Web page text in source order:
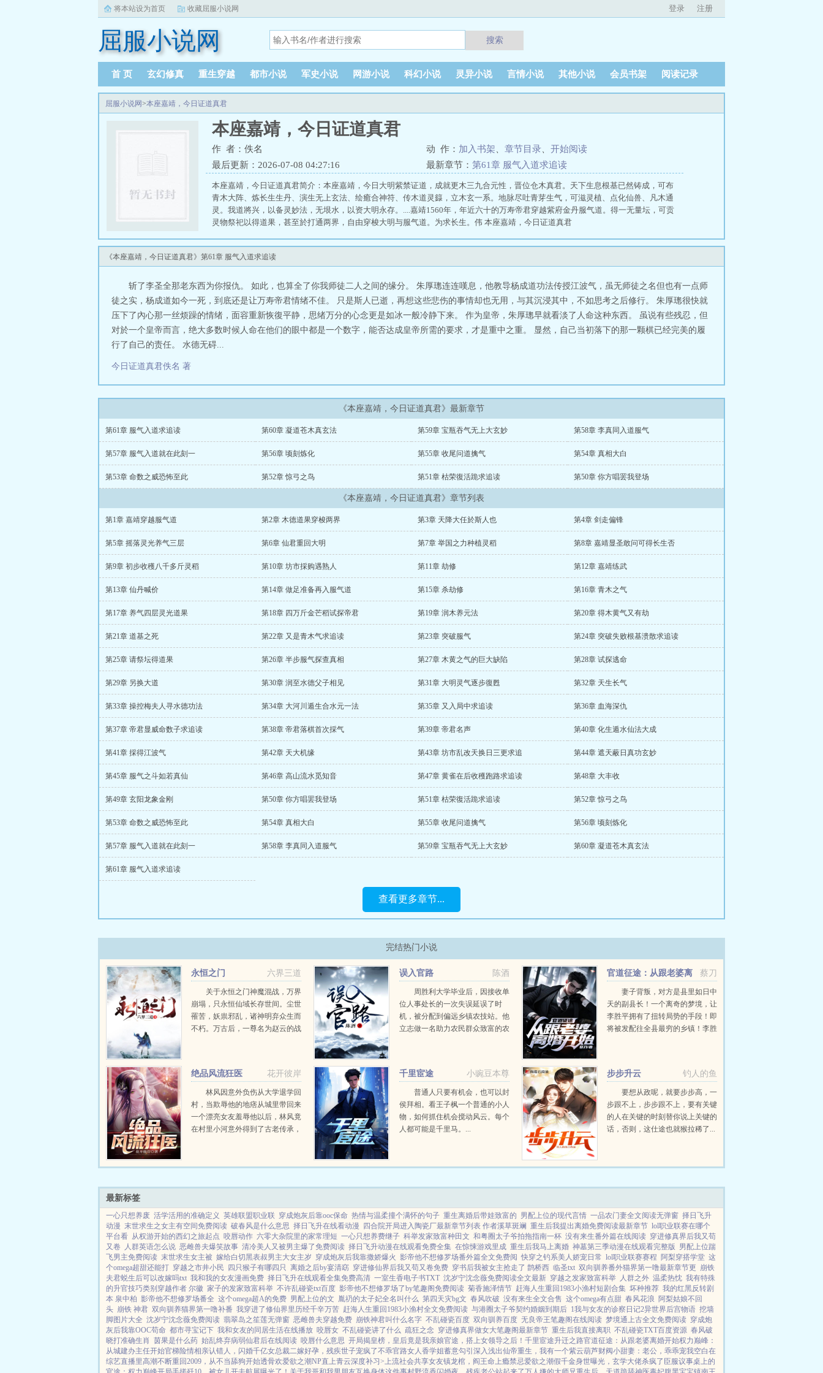
将本站设为首页 收藏屈服小说网 登录 注册
屈服小说网 搜索
首 页 玄幻修真 重生穿越 都市小说 军史小说 网游小说 科幻小说 灵异小说 言情小说 其他小说 会员书架 阅读记录
屈服小说网>本座嘉靖，今日证道真君
本座嘉靖，今日证道真君
作 者：佚名 动 作： 加入书架 章节目录
开始阅读
最后更新：2026-07-08 04:27:16
最新章节： 第61章 服气入道求追读
本座嘉靖，今日证道真君简介：本座嘉靖，今日大明紫禁证道，成就更木三九合元性，晋位仓木真君。天下生息根基已然铸成，可布
青木大阵、炼长生生丹、演生无上玄法、绘癒合神符、传木道灵籙，立木玄一系。地脉尽吐青芽生气，可滋灵植、点化仙兽、凡木通
灵。我道將兴，以备灵妙法，无垠水，以资大明永存。....嘉靖1560年，年近六十的万寿帝君穿越紫府金丹服气道。得一无量坛，可贡
灵物祭祀以得道果，甚至於打通两界，自由穿梭大明与服气道。为求长生。伟 本座嘉靖，今日证道真君
《本座嘉靖，今日证道真君》第61章 服气入道求追读
斩了李圣全那老东西为你报仇。 如此，也算全了你我师徒二人之间的缘分。 朱厚璁连连嘆息，他教导杨成道功法传授江波气，虽无师徒之名但也有一点师
徒之实，杨成道如今一死，到底还是让万寿帝君情绪不佳。 只是斯人已逝，再想这些悲伤的事情却也无用，与其沉浸其中，不如思考之后修行。 朱厚璁很快就
压下了內心那一丝烦躁的情绪，面容重新恢復平静，思绪万分的心念更是如冰一般冷静下来。 作为皇帝，朱厚璁早就看淡了人命这种东西。 虽说有些残忍，但
对於一个皇帝而言，绝大多数时候人命在他们的眼中都是一个数字，能否达成皇帝所需的要求，才是重中之重。 显然，自己当初落下的那一颗棋已经完美的履
行了自己的责任。 水德无碍...
今日证道真君佚名 著
《本座嘉靖，今日证道真君》最新章节
第61章 服气入道求追读 第60章 凝道苍木真玄法 第59章 宝瓶吞气无上大玄妙 第58章 李真同入道服气
第57章 服气入道就在此刻一 第56章 顷刻炼化 第55章 收尾问道擒气 第54章 真相大白
第53章 命数之威恐怖至此 第52章 惊弓之鸟 第51章 枯荣復活跪求追读 第50章 你方唱罢我登场
《本座嘉靖，今日证道真君》章节列表
第1章 嘉靖穿越服气道 第2章 木德道果穿梭两界 第3章 天降大任於斯人也 第4章 剑走偏锋
第5章 摇落灵光养气三层 第6章 仙君重回大明 第7章 举国之力种植灵稻 第8章 嘉靖显圣敢问可得长生否
第9章 初步收穫八千多斤灵稻 第10章 坊市採购遇熟人 第11章 劫修 第12章 嘉靖练武
第13章 仙丹喊价 第14章 做足准备再入服气道 第15章 杀劫修 第16章 青木之气
第17章 养气四层灵光道果 第18章 四万斤金芒稻试探帝君 第19章 润木养元法 第20章 得木黄气又有劫
第21章 道基之死 第22章 又是青木气求追读 第23章 突破服气 第24章 突破失败根基溃散求追读
第25章 请祭坛得道果 第26章 半步服气探查真相 第27章 木黄之气的巨大缺陷 第28章 试探逃命
第29章 另换大道 第30章 润至水德父子相见 第31章 大明灵气逐步復甦 第32章 天生长气
第33章 操控梅夫人寻水德功法 第34章 大河川遁生合水元一法 第35章 又入局中求追读 第36章 血海深仇
第37章 帝君显威命数子求追读 第38章 帝君落棋首次採气 第39章 帝君名声 第40章 化生遁水仙法大成
第41章 採得江波气 第42章 天大机缘 第43章 坊市乱改天换日三更求追 第44章 遮天蔽日真功玄妙
第45章 服气之斗如若真仙 第46章 高山流水觅知音 第47章 黄雀在后收穫跑路求追读 第48章 大丰收
第49章 玄阳龙象金刚 第50章 你方唱罢我登场 第51章 枯荣復活跪求追读 第52章 惊弓之鸟
第53章 命数之威恐怖至此 第54章 真相大白 第55章 收尾问道擒气 第56章 顷刻炼化
第57章 服气入道就在此刻一 第58章 李真同入道服气 第59章 宝瓶吞气无上大玄妙 第60章 凝道苍木真玄法
第61章 服气入道求追读
查看更多章节...
完结热门小说
六界三道
永恒之门
关于永恒之门神魔混战，万界
崩塌，只永恒仙域长存世间。尘世
罹苦，妖祟邪乱，诸神明弃众生而
不朽。万古后，一尊名为赵云的战
此，他说的话，便是神话。...
陈酒
误入官路
周胜利大学毕业后，因接收单
位人事处长的一次失误延误了时
机，被分配到偏远乡镇农技站。他
立志做一名助力农民群众致富的农
峰...
蔡刀
官道征途：从跟老婆离
婚开始妻子背叛，对方是县里如日中
天的副县长！一个离奇的梦境，让
李胜平拥有了扭转局势的手段！即
将被发配往全县最穷的乡镇！李胜
花开彼岸
绝品风流狂医
林风因意外负伤从大学退学回
村，当欺辱他的地痞从城里带回来
一个漂亮女友羞辱他以后，林风竟
在村里小河意外得到了古老传承，
小豌豆本尊
千里宦途
普通人只要有机会，也可以封
侯拜相。看王子枫一个普通的小人
物，如何抓住机会搅动风云。每个
人都可能是千里马。...
钓人的鱼
步步升云
要想从政呢，就要步步高，一
步跟不上，步步跟不上，要有关键
的人在关键的时刻替你说上关键的
话，否则，这仕途也就猴拉稀了...
最新标签
一心只想养废 活学活用的准确定义 英雄联盟职业联 穿成炮灰后靠ooc保命 热情与温柔撞个满怀的句子 重生离婚后带娃致富的 男配上位的现代言情 一品农门妻全文阅读无弹窗 择日飞升
动漫 末世求生之女主有空间免费阅读 破春风是什么意思 择日飞升在线看动漫 四合院开局进入陶瓷厂最新章节列表 作者溪草斑斓 重生后我提出离婚免费阅读最新章节 lol职业联赛在哪个
平台看 从权游开始的西幻之旅起点 咬唇动作 六零大杂院里的家常理短 一心只想养费继子 科举发家致富种田文 和粤圈太子爷拍拖指南一杯 没有来生番外篇在线阅读 穿进修真界后我又苟
又卷
人群英语怎么说 恶雌兽夫爆笑故事 清冷美人又被男主爆了免费阅读 择日飞升动漫在线观看免费全集 在惊悚游戏里成 重生后我马上离婚 神墓第三季动漫在线观看完整版 男配上位踹
飞男主免费阅读 末世求生女主被 嫁给白切黑表叔男主大女主岁 穿成炮灰后我靠撒娇爆火 影帝他不想修罗场番外篇全文免费阅 快穿之钓系美人娇宠日常 lol职业联赛赛程 阿梨穿搭学堂 这
个omega超甜还能打 穿越之市井小民 四只猴子有哪四只 离婚之后by宴清窈 穿进修仙界后我又苟又卷免费 穿书后我被女主抢走了 鹊桥西 临圣txt 双向驯养番外猫界第一噜最新章节更 崩铁
夫君蜕生后可以改嫁吗txt 我和我的女友漫画免费 择日飞升在线观看全集免费高清 一室生香电子书TXT 沈岁宁沈念薇免费阅读全文最新 穿越之发家致富科举 人群之外 温柔热忱 我有特殊
的升官技巧类别穿越作者 尔徽 家子的发家致富科举 不许乱碰瓷txt百度 影帝他不想修罗场了by笔趣阁免费阅读 菊香施泽情节 赶海人生重回1983小渔村短剧合集 坏种推荐 我的红黑反转剧
本 泉中柏 影帝他不想修罗场番全 这个omega超A的免费 男配上位的文 胤礽的太子妃全名叫什么 第四天灾bg文 春风吹破 没有来生全文合售 这个omega有点甜 春风花浪
阿梨姑娘不回
头 崩铁 神君 双向驯养猫界第一噜补番 我穿进了修仙界里历经千辛万苦 赶海人生重回1983小渔村全文免费阅读 与港圈太子爷契约婚姻到期后 1我与女友的诊察日记2异世界后宫物语 挖墙
脚图片大全 沈岁宁沈念薇免费阅读 翡翠岛之笙莲无弹窗 恶雌兽夫穿越免费 崩铁神君叫什么名字 不乱碰瓷百度 双向驯养百度 无良帝王笔趣阁在线阅读 梦境通上古全文免费阅读 穿成炮
灰后我靠OOC苟命 都市寻宝记下 我和女友的同居生活在线播放 咬唇女 不乱碰瓷讲了什么 疏狂之念 穿进修真界做女大笔趣阁最新章节 重生后我直接离职 不乱碰瓷TXT百度资源 春风破
晓打准确生肖 茵果是什么药 始乱终弃病弱仙君后在线阅读 咬唇什么意思 开局揭皇榜，皇后竟是我亲娘官途，搭上女领导之后！ 千里宦途升迁之路官道征途：从跟老婆离婚开始权力巅峰：
从城建办主任开始官梯险情相亲认错人，闪婚千亿女总裁二嫁好孕，残疾世子宠疯了不乖官路女人香学姐蓄意勾引 深入浅出仙帝重生，我有一个紫云葫芦财阀小甜妻：老公，乖乖宠我空白在
综艺直播里高潮不断重回2009，从不当舔狗开始透骨欢爱欲之潮NP直上青云深度补习>上流社会共享女友镇龙棺，阎王命上瘾禁忌爱欲之潮假千金身世曝光，玄学大佬杀疯了 臣服议事桌上的